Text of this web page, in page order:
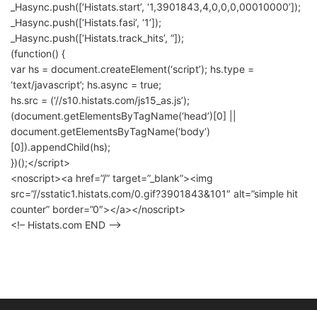
_Hasync.push([‘Histats.start’, ‘1,3901843,4,0,0,0,00010000’]);
_Hasync.push([‘Histats.fasi’, ‘1’]);
_Hasync.push([‘Histats.track_hits’, ”]);
(function() {
var hs = document.createElement(‘script’); hs.type =
‘text/javascript’; hs.async = true;
hs.src = (‘//s10.histats.com/js15_as.js’);
(document.getElementsByTagName(‘head’)[0] ||
document.getElementsByTagName(‘body’)
[0]).appendChild(hs);
})();</script>
<noscript><a href=”/” target=”_blank”><img
src=”//sstatic1.histats.com/0.gif?3901843&101″ alt=”simple hit
counter” border=”0″></a></noscript>
<!– Histats.com END –>